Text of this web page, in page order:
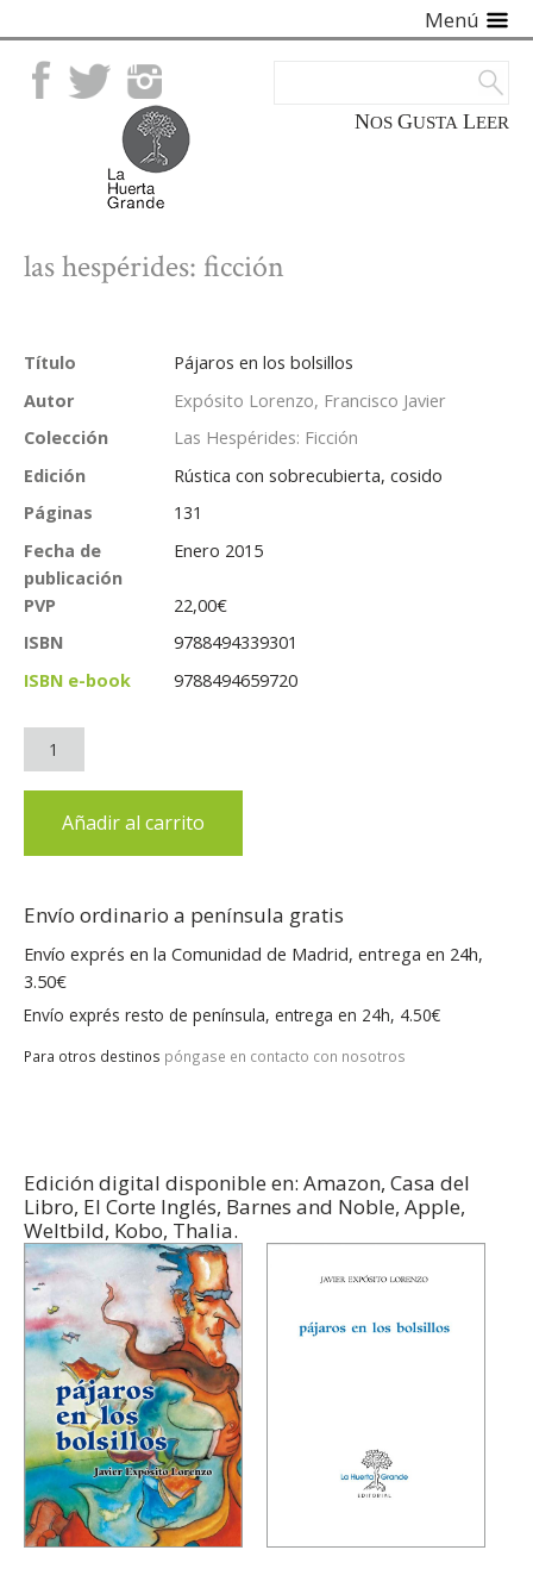
Facebook TwitterInstagram
NOS GUSTA LEER
Menú
las hespérides: ficción
Título
Pájaros en los bolsillos
Autor
Expósito Lorenzo, Francisco Javier
Colección
Las Hespérides: Ficción
Edición
Rústica con sobrecubierta, cosido
Páginas
131
Fecha de
publicación
Enero 2015
PVP 22,00€
ISBN
9788494339301
ISBN e-book
9788494659720
Añadir al carrito
Envío ordinario a península gratis
Envío exprés en la Comunidad de Madrid, entrega en 24h,
3.50€
Envío exprés resto de península, entrega en 24h, 4.50€
Para otros destinos póngase en contacto con nosotros
Edición digital disponible en: Amazon, Casa del
Libro, El Corte Inglés, Barnes and Noble, Apple,
Weltbild, Kobo, Thalia.